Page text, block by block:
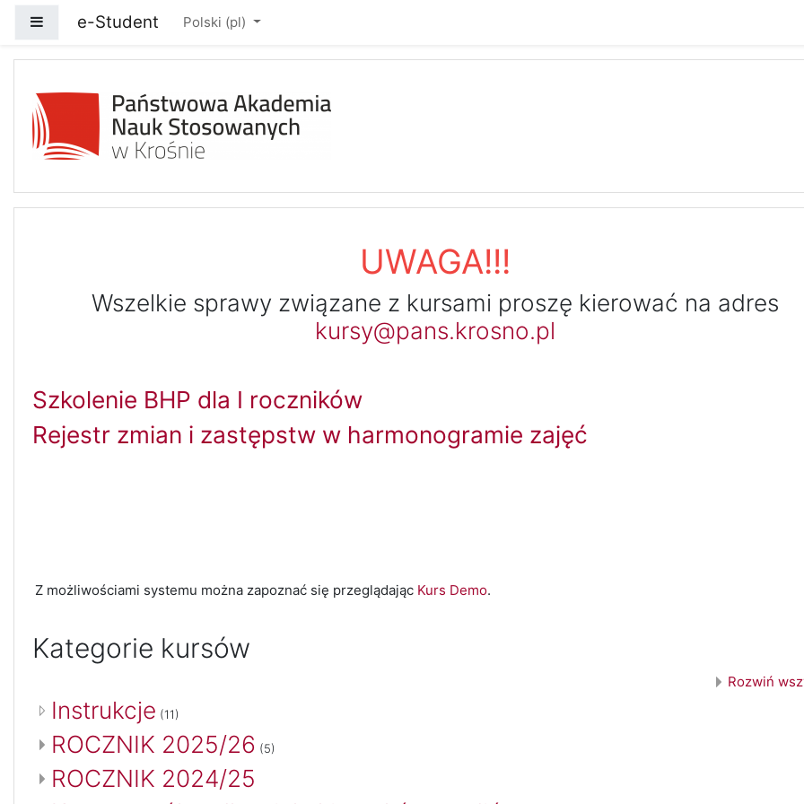
Panel boczny
e-Student Polski ‎(pl)‎
e-Student - Portal Wirtualnej Edukacji PANS w
UWAGA!!!
Wszelkie sprawy związane z kursami proszę kierować na adres
kursy@pans.krosno.pl
Szkolenie BHP dla I roczników
Rejestr zmian i zastępstw w harmonogramie zajęć
Z możliwościami systemu można zapoznać się przeglądając Kurs Demo.
Kategorie kursów
Rozwiń
Instrukcje (11)
ROCZNIK 2025/26 (5)
ROCZNIK 2024/25